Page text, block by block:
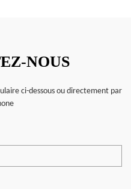
NOUS
ci-dessous ou directement par